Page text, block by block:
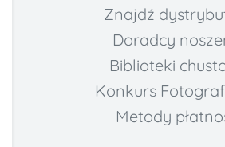
Znajdź
Doradcy
Biblioteki
Konkurs
Metody